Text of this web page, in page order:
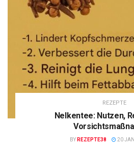
REZEPTE
Nelkentee: Nutzen,
BY REZEPTE38 20